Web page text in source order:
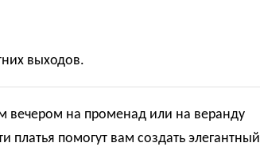
выходов.
вечером на променад или на веранду
платья помогут вам создать элегантный